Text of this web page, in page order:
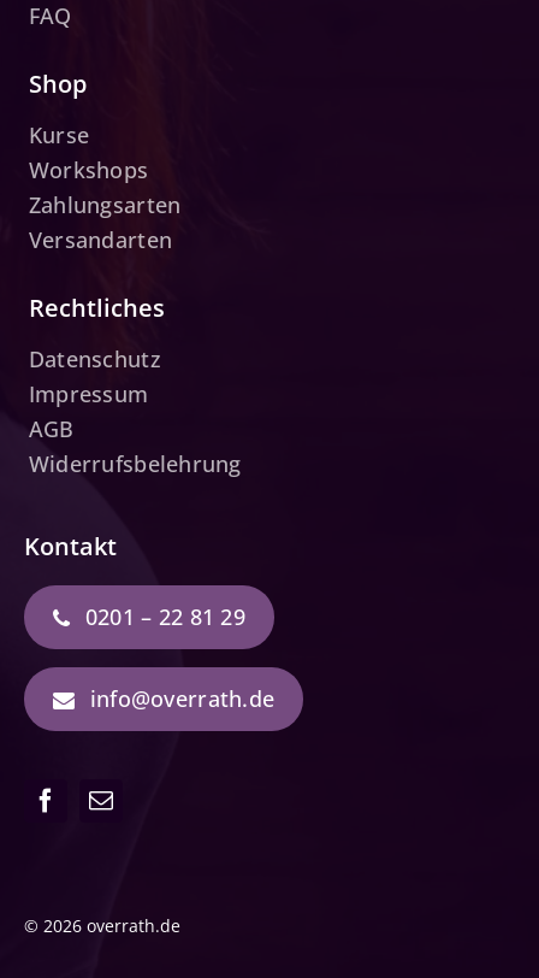
FAQ
Kontakt
0201 – 22 81 29
info@overrath.de
Shop
Kurse
Workshops
Zahlungsarten
Versandarten
Rechtliches
Datenschutz
Impressum
AGB
Widerrufsbelehrung
© 2026 overrath.de